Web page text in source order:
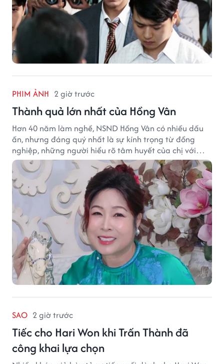
PHIM ẢNH 2 giờ trước
Thành quả lớn nhất của Hồng Vân
Hơn 40 năm làm nghề, NSND Hồng Vân có nhiều dấu
ấn, nhưng đáng quý nhất là sự kính trọng từ đồng
nghiệp, những người hiểu rõ tâm huyết của chị với
nghệ thuật.
SAO 2 giờ trước
Tiếc cho Hari Won khi Trấn Thành đã
công khai lựa chọn